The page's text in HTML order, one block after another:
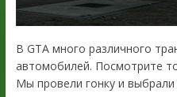
В GTA много различного
автомобилей. Посмотрите
Мы провели гонку и выбрали